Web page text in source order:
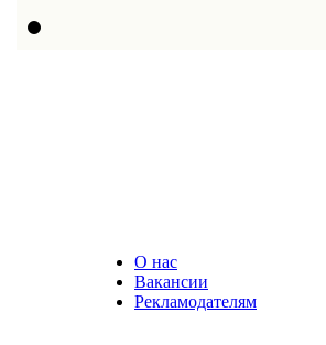
О нас
Вакансии
Рекламодателям